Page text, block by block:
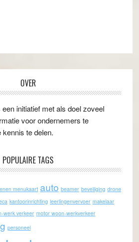
OVER
initiatief met als doel zoveel
voor ondernemers te
te delen.
POPULAIRE TAGS
menukaart auto beamer beveiliging drone
kantoorinrichting leerlingenvervoer makelaar
werk verkeer motor woon-werkverkeer
personeel